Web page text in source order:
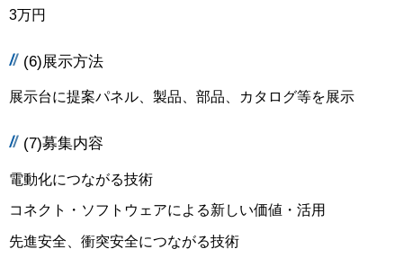
3万円
(6)展示方法
展示台に提案パネル、製品、部品、カタログ等を展示
(7)募集内容
電動化につながる技術
コネクト・ソフトウェアによる新しい価値・活用
先進安全、衝突安全につながる技術